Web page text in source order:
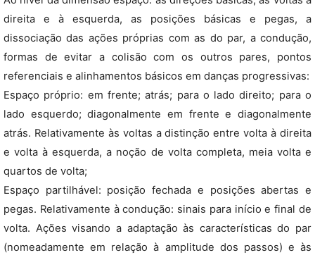
direita e à esquerda, as posições básicas e pegas, a
dissociação das ações próprias com as do par, a condução,
formas de evitar a colisão com os outros pares, pontos
referenciais e alinhamentos básicos em danças progressivas:
Espaço próprio: em frente; atrás; para o lado direito; para o
lado esquerdo; diagonalmente em frente e diagonalmente
atrás. Relativamente às voltas a distinção entre volta à direita
e volta à esquerda, a noção de volta completa, meia volta e
quartos de volta;
Espaço partilhável: posição fechada e posições abertas e
pegas. Relativamente à condução: sinais para início e final de
volta. Ações visando a adaptação às características do par
(nomeadamente em relação à amplitude dos passos) e às